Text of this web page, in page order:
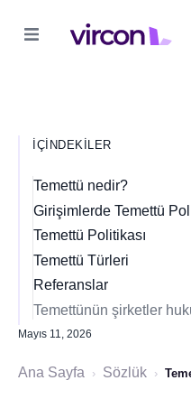
İÇINDEKILER
Temettü nedir?
Girişimlerde Temettü
Temettü Politikası
Temettü Türleri
Referanslar
Temettünün şirketler
Mayıs 11, 2026
Ana Sayfa › Sözlük ›